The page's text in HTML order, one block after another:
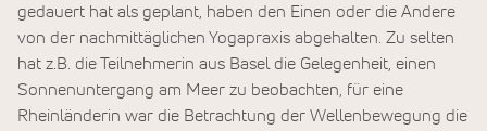
gedauert hat als geplant, haben den Einen oder die Andere
von der nachmittäglichen Yogapraxis abgehalten. Zu selten
hat z.B. die Teilnehmerin aus Basel die Gelegenheit, einen
Sonnenuntergang am Meer zu beobachten, für eine
Rheinländerin war die Betrachtung der Wellenbewegung die